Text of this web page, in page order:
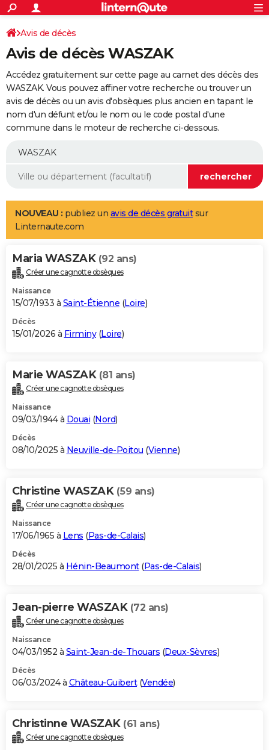
ACTUALITÉS
Politique
Société
Faits Divers
Education
Monde
Villes
+
SPORT
Coupe du monde 2026
Football
Tennis
Cyclisme
Rugby
Forum
Programme TV
TNT
Streaming
Cinéma
Sorties cinéma
Musique
+
FINANCE
Retraite
Epargne
Immobilier
Risques naturels par ville
Banque
Assurance
AUTO
Essais
Réserver un essai
Citadines
Berlines
SUV
Forum auto
+
Mobiles
Meilleur smartphone
Internet
Ordinateurs
Jeux vidéo
Guide high-tech
Aménagement intérieur
LIFESTYLE
Art de vivre
Bien-être
Loisirs
Mode
Modes de vie
Alimentation
Guide de la santé
Maladies
Médicaments
Sommeil
VOYAGE
Destinations
City break
Voyage nature
Voyage de noces
Forum
Climat
+PHOTO
GUIDES D'ACHAT
BONS PLANS
Carte de Noël
Carte Bonne année
Carte Saint-Valentin
Carte Pâques
Carte d'anniversaire
DICTIONNAIRE
Dictionnaire
Biographies
Citations
Expressions
Proverbes
PROGRAMME TV
S'inscrire
Se connecter
Lycées
Collèges
Primaires
Universités
Entreprises
Service militaire
Avis de recherche
AVIS DE DÉCÈS
Bricolage
Lifestyle
Culture
Sport
Auto
Television
Voyage
Cinema
Avis de décès
Avis de décès WASZAK
Accédez gratuitement sur cette page au carnet des décès des
WASZAK. Vous pouvez affiner votre recherche ou trouver un
avis de décès ou un avis d'obsèques plus ancien en tapant le
nom d'un défunt et/ou le nom ou le code postal d'une
commune dans le moteur de recherche ci-dessous.
NOUVEAU : publiez un avis de décès gratuitsur
Linternaute.com
Maria WASZAK (92 ans)
Créer une cagnotte obsèques
Naissance
15/07/1933 à Saint-Étienne (Loire)
Décès
15/01/2026 à Firminy(Loire)
Marie WASZAK (81 ans)
Créer une cagnotte obsèques
Naissance
09/03/1944 à Douai (Nord)
Décès
08/10/2025 à Neuville-de-Poitou (Vienne)
Christine WASZAK (59 ans)
Créer une cagnotte obsèques
Naissance
17/06/1965 à Lens (Pas-de-Calais)
Décès
28/01/2025 à Hénin-Beaumont(Pas-de-Calais)
Jean-pierre WASZAK (72 ans)
Créer une cagnotte obsèques
Naissance
04/03/1952 à Saint-Jean-de-Thouars (Deux-Sèvres)
Décès
06/03/2024 à Château-Guibert(Vendée)
Christinne WASZAK (61 ans)
Créer une cagnotte obsèques